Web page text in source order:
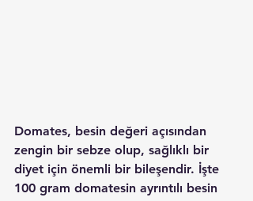
Domates, besin değeri açısından
zengin bir sebze olup, sağlıklı bir
diyet için önemli bir bileşendir. İşte
100 gram domatesin ayrıntılı besin